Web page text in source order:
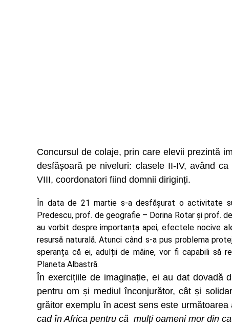
Concursul de colaje, prin care elevii prezintă
desfășoară pe niveluri: clasele II-IV, având
VIII, coordonatori fiind domnii diriginți.
În data de 21 martie s-a desfășurat o activitate
Predescu, prof. de geografie – Dorina Rotar și prof.
au vorbit despre importanța apei, efectele nocive
resursă naturală. Atunci când s-a pus problema
speranța că ei, adulții de mâine, vor fi capabili să
Planeta Albastră.
În exercițiile de imaginație, ei au dat dovadă
pentru om și mediul înconjurător, cât și
grăitor exemplu în acest sens este
cad în Africa pentru că mulți oameni mor din